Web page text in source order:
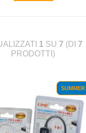
1 SU 7 (DI 7
PRODOTTI)
SUMMER